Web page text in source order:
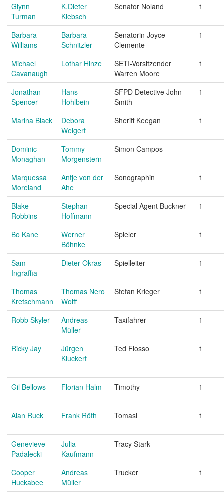
Glynn
Turman
K.Dieter
Klebsch
Senator Noland 1
Barbara
Williams
Barbara
Schnitzler
Senatorin Joyce
Clemente
1
Michael
Cavanaugh
Lothar Hinze
SETI-Vorsitzender
Warren Moore
1
Jonathan
Spencer
Hans
Hohlbein
SFPD Detective John
Smith
1
Marina Black
Debora
Weigert
Sheriff Keegan 1
Dominic
Monaghan
Tommy
Morgenstern
Simon Campos
Marquessa
Moreland
Antje von der
Ahe
Sonographin 1
Blake
Robbins
Stephan
Hoffmann
Special Agent Buckner 1
Bo Kane
Werner
Böhnke
Spieler 1
Sam
Ingraffia
Dieter Okras Spielleiter 1
Thomas
Kretschmann
Thomas Nero
Wolff
Stefan Krieger 1
Robb Skyler
Andreas
Müller
Taxifahrer 1
Ricky Jay
Jürgen
Kluckert
Ted Flosso 1
Gil Bellows Florian Halm Timothy 1
Alan Ruck Frank Röth Tomasi 1
Genevieve
Padalecki
Julia
Kaufmann
Tracy Stark
Cooper
Huckabee
Andreas
Müller
Trucker 1